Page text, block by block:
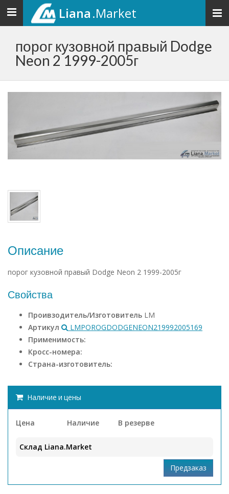
Toggle
navigation
Liana.Market
порог кузовной правый Dodge
Neon 2 1999-2005г
Описание
порог кузовной правый Dodge Neon 2 1999-2005г
Свойства
Проивзодитель/Изготовитель LM
Артикул
LMPOROGDODGENEON219992005169
Применимость:
Кросс-номера:
Страна-изготовитель:
Наличие и цены
Цена Наличие В резерве
Склад Liana.Market